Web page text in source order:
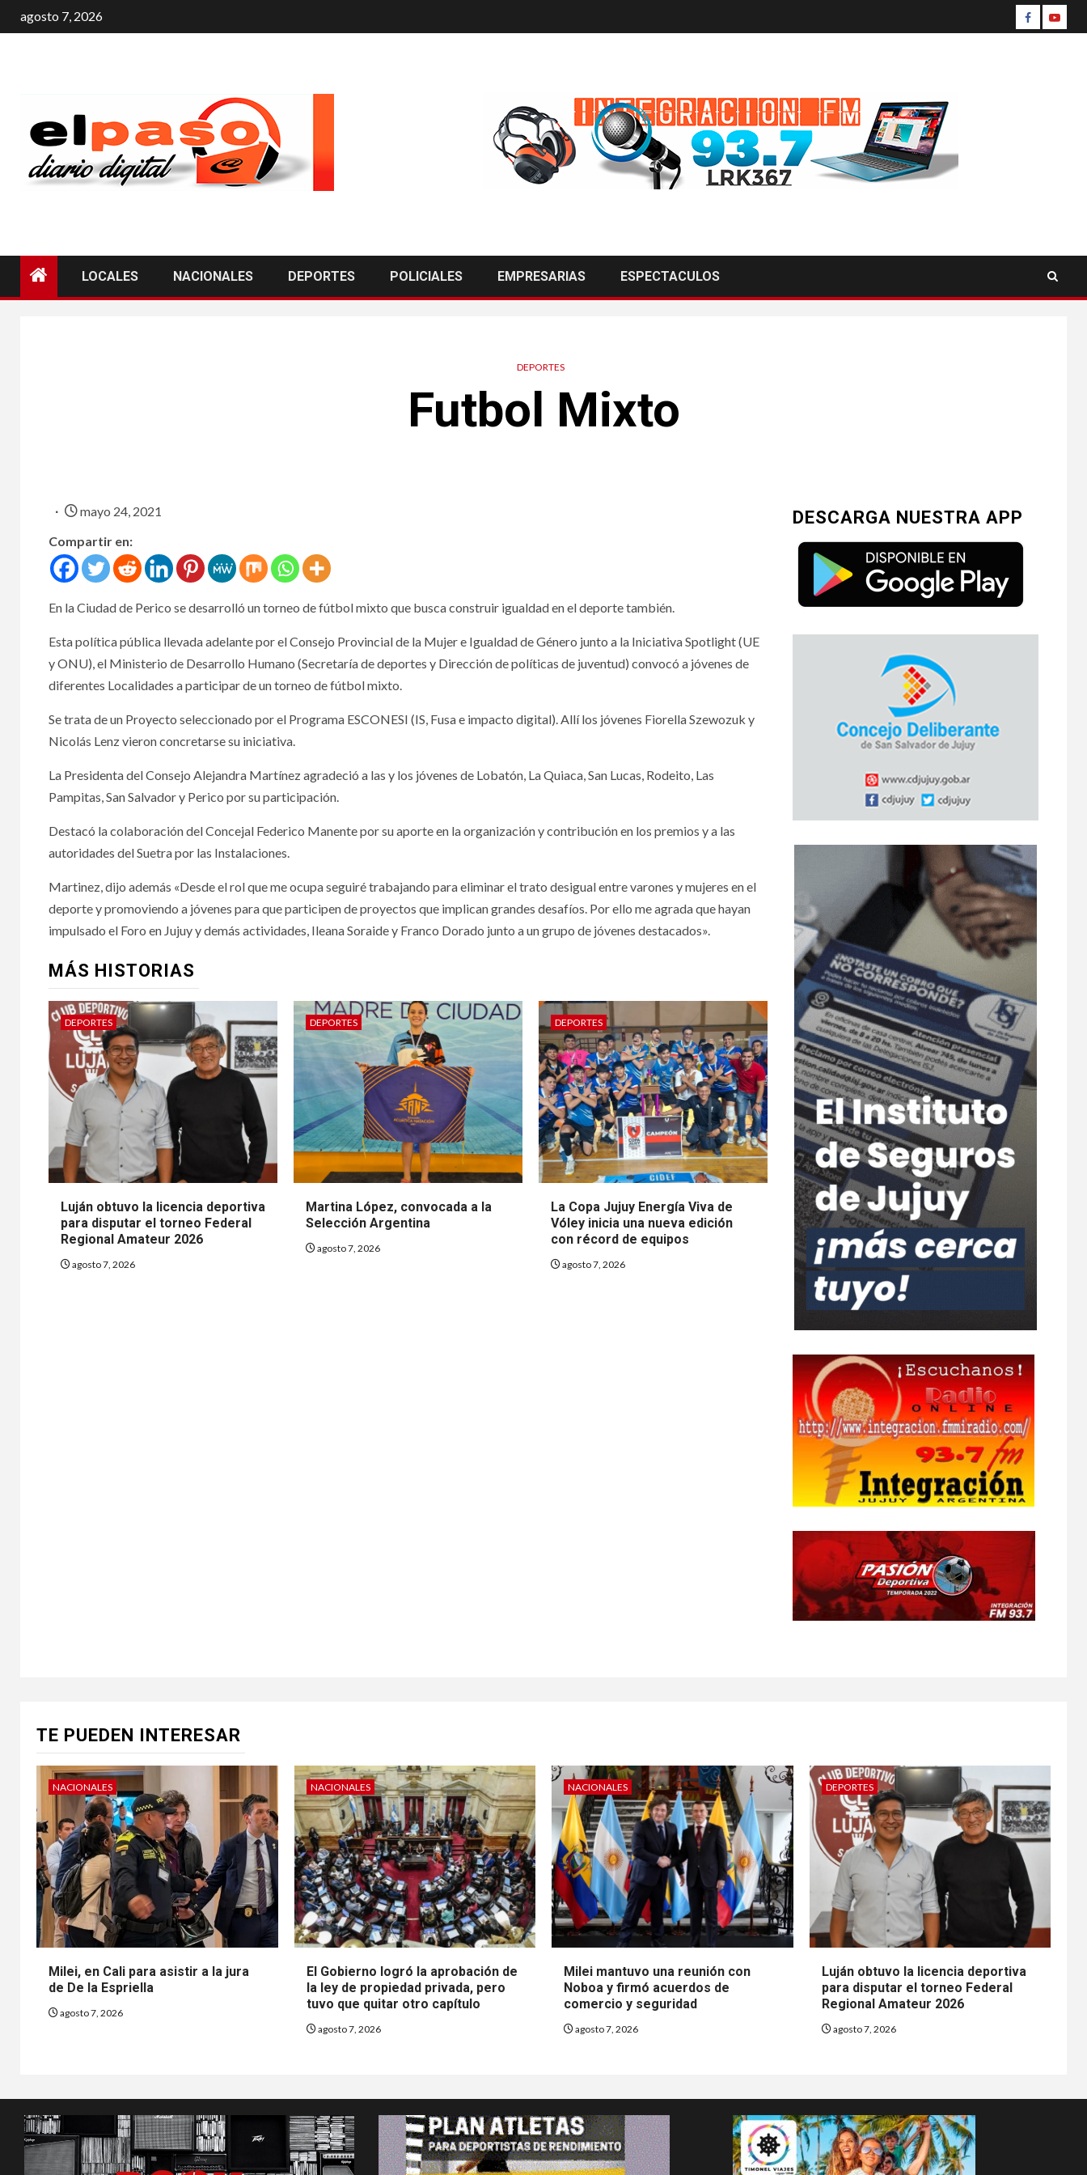
agosto 7, 2026
LOCALES NACIONALES DEPORTES POLICIALES EMPRESARIAS ESPECTACULOS
DEPORTES
Futbol Mixto
mayo 24, 2021
Compartir en:
En la Ciudad de Perico se desarrolló un torneo de fútbol mixto que busca construir igualdad en el deporte también.
Esta política pública llevada adelante por el Consejo Provincial de la Mujer e Igualdad de Género junto a la Iniciativa Spotlight (UE
y ONU), el Ministerio de Desarrollo Humano (Secretaría de deportes y Dirección de políticas de juventud) convocó a jóvenes de
diferentes Localidades a participar de un torneo de fútbol mixto.
Se trata de un Proyecto seleccionado por el Programa ESCONESI (IS, Fusa e impacto digital). Allí los jóvenes Fiorella Szewozuk y
Nicolás Lenz vieron concretarse su iniciativa.
La Presidenta del Consejo Alejandra Martínez agradeció a las y los jóvenes de Lobatón, La Quiaca, San Lucas, Rodeito, Las
Pampitas, San Salvador y Perico por su participación.
Destacó la colaboración del Concejal Federico Manente por su aporte en la organización y contribución en los premios y a las
autoridades del Suetra por las Instalaciones.
Martinez, dijo además «Desde el rol que me ocupa seguiré trabajando para eliminar el trato desigual entre varones y mujeres en el
deporte y promoviendo a jóvenes para que participen de proyectos que implican grandes desafíos. Por ello me agrada que hayan
impulsado el Foro en Jujuy y demás actividades, Ileana Soraide y Franco Dorado junto a un grupo de jóvenes destacados».
MÁS HISTORIAS
DEPORTES
Luján obtuvo la licencia deportiva
para disputar el torneo Federal
Regional Amateur 2026
agosto 7, 2026
DEPORTES
Martina López, convocada a la
Selección Argentina
agosto 7, 2026
DEPORTES
La Copa Jujuy Energía Viva de
Vóley inicia una nueva edición
con récord de equipos
agosto 7, 2026
DESCARGA NUESTRA APP
TE PUEDEN INTERESAR
NACIONALES
Milei, en Cali para asistir a la jura
de De la Espriella
agosto 7, 2026
NACIONALES
El Gobierno logró la aprobación de
la ley de propiedad privada, pero
tuvo que quitar otro capítulo
agosto 7, 2026
NACIONALES
Milei mantuvo una reunión con
Noboa y firmó acuerdos de
comercio y seguridad
agosto 7, 2026
DEPORTES
Luján obtuvo la licencia deportiva
para disputar el torneo Federal
Regional Amateur 2026
agosto 7, 2026